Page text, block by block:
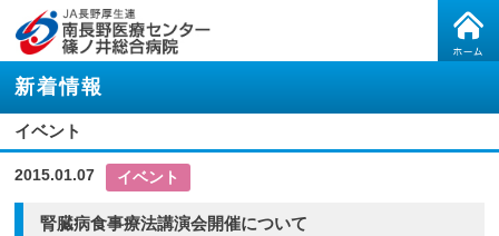
新着情報
イベント
2015.01.07 イベント
腎臓病食事療法講演会開催について